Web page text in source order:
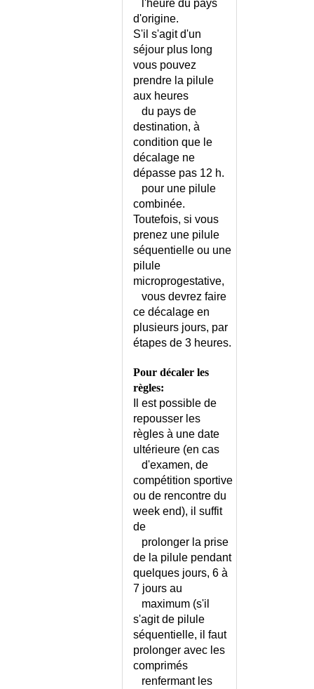
DEPRESSION DU SUJET AGE
DEPRESSION ET GROSSESSE
DEPRESSION ET GROSSESSE -
DEPRESSION NERVEUSE
DEPRESSION NERVEUSE -
DEPRESSION NERVEUSE -
INTERVERTEBRAL MINEUR
DERMATITE ATOPIQUE -
DERMATITE ATOPIQUE DE
DERMATITE ATOPIQUE DE
DERMATITE HERPETIFORME
DERMATOLOGIE - LISTE
DERMATOSE APRES UN BAIN
DERMATOSE AU RETOUR DES
DERMITE DES PRES
DERMITE PERIORALE
DERMITE SEBORRHEIQUE
DERMITE SEBORRHEIQUE DU
DERMOGRAPHISME
DERMOHYPODERMITE
BACTERIENNE NECROSANTE
DERMOHYPODERMITE
DESENSIBILISATION
DESENSIBILISATION - CARNET
DESHYDRATATION DE LA
DESHYDRATATION DU
l'heure du pays
d'origine.
S'il s'agit d'un
séjour plus long
vous pouvez
prendre la pilule
aux heures
du pays de
destination, à
condition que le
décalage ne
dépasse pas 12 h.
pour une pilule
combinée.
Toutefois, si vous
prenez une pilule
séquentielle ou une
pilule
microprogestative,
vous devrez faire
ce décalage en
plusieurs jours, par
étapes de 3 heures.
Pour décaler les
règles:
Il est possible de
repousser les
règles à une date
ultérieure (en cas
d'examen, de
compétition sportive
ou de rencontre du
week end), il suffit
de
prolonger la prise
de la pilule pendant
quelques jours, 6 à
7 jours au
maximum (s'il
s'agit de pilule
séquentielle, il faut
prolonger avec les
comprimés
renfermant les